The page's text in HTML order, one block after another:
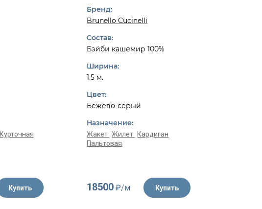
Курточная
Купить
Бренд:
Brunello Cucinelli
Состав:
Бэйби кашемир 100%
Ширина:
1.5 м.
Цвет:
Бежево-серый
Назначение:
Жакет Жилет
Кардиган
Пальтовая
18500 ₽/м Купить